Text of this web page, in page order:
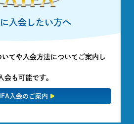
入会したい方へ
てや入会方法についてご案内し
会も可能です。
入会のご案内